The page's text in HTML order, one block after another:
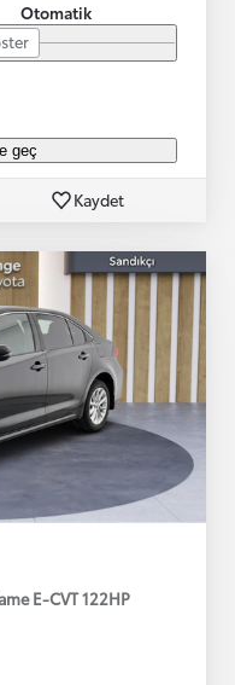
Otomatik
geç
Kaydet
E-CVT 122HP